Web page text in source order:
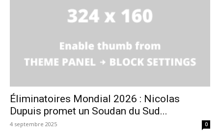
Éliminatoires Mondial 2026 : Nicolas
Dupuis promet un Soudan du Sud...
4 septembre 2025 0